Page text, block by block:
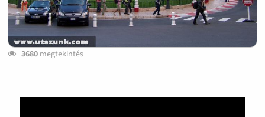
3680megtekintés